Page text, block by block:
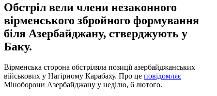
Обстріл вели члени незаконного
вірменського збройного формування
біля Азербайджану, стверджують у
Баку.
Вірменська сторона обстріляла позиції азербайджанських
військових у Нагірному Карабаху. Про це повідомляє
Міноборони Азербайджану у неділю, 6 лютого.